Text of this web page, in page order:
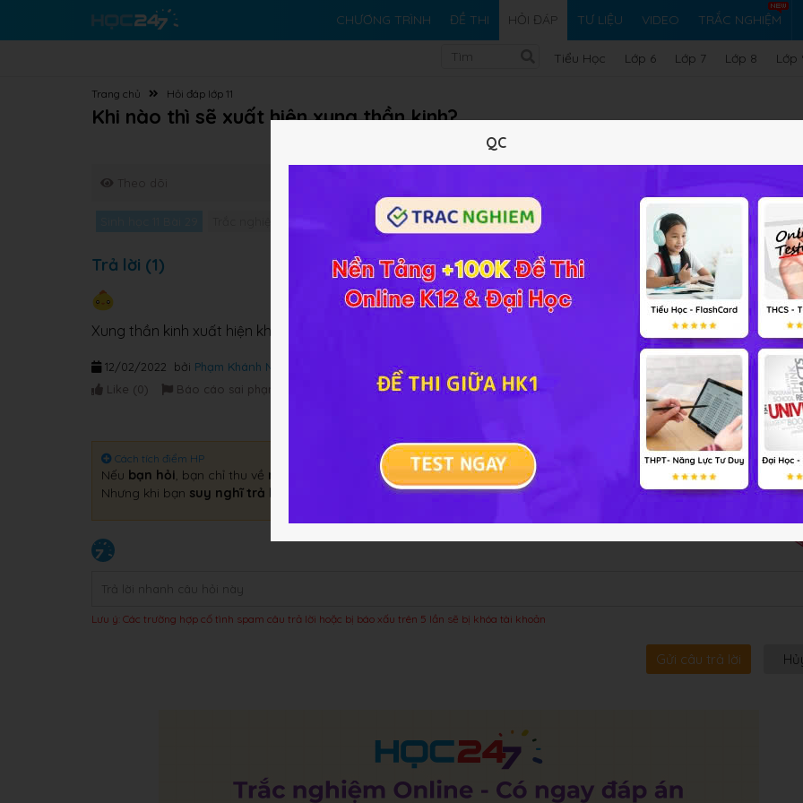
CHƯƠNG TRÌNH ĐỀ THI HỎI ĐÁP TƯ LIỆU VIDEO TRẮC NGHIỆM
Tiểu Học Lớp 6 Lớp 7 Lớp 8 Lớp
Trang chủ Hỏi đáp lớp 11
Khi nào thì sẽ xuất hiện xung thần kinh?
Theo dõi
Trắc nghiệm Sinh học 11 Bài 29 Giải bài tập Sinh học 11 Bài 29
Trả lời (1)
Xung thần kinh xuất hiện khi xuất hiện điện thế hoạt động
bởi Phạm Khánh Ngọc
12/02/2022
Like (0) Báo cáo sai phạm
Cách tích điểm HP
Nếu bạn hỏi, bạn chỉ thu về một câu trả lời
Nhưng khi bạn suy nghĩ trả lời gấp bội!
Lưu ý: Các trường hợp cố tình spam câu trả lời hoặc bị báo xấu trên 5 lần sẽ bị khóa tài khoản
Gửi câu trả lời
QC